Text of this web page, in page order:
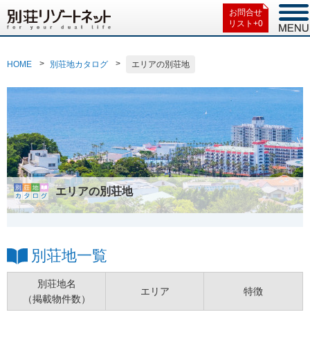
お問合せ
リスト+0
HOME 別荘地カタログ エリアの別荘地
エリアの別荘地
別荘地一覧
別荘地名
（掲載物件数）
エリア 特徴